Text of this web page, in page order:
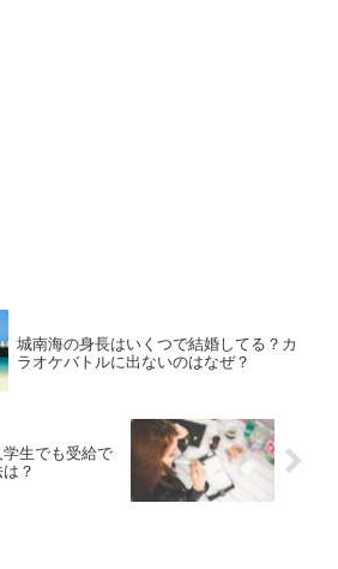
城南海の身長はいくつで結婚してる？カ
ラオケバトルに出ないのはなぜ？
生でも受給で
？